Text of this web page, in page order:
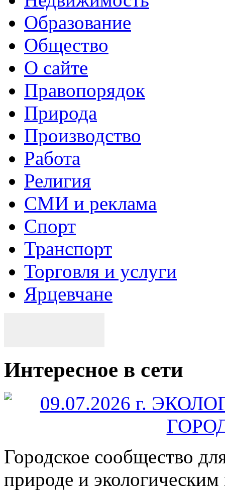
Образование
Общество
О сайте
Правопорядок
Природа
Производство
Работа
Религия
СМИ и реклама
Спорт
Транспорт
Торговля и услуги
Ярцевчане
Интересное в сети
Городское сообщество
природе и